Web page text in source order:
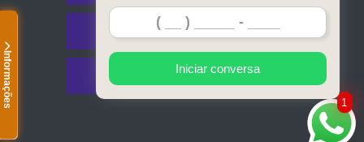
Informações
Contato
Mapa do site
1
Iniciar conversa